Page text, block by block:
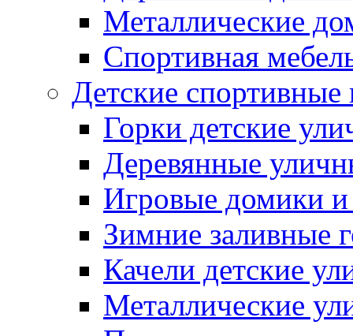
Металлические
Спортивная
Детские
Горки детские
Деревянные
Игровые домики и
Зимние заливные
Качели детские
Металлические